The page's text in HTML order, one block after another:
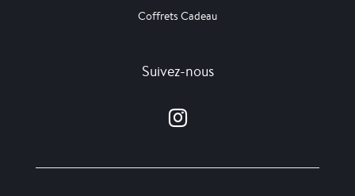
Coffrets Cadeau
Suivez-nous